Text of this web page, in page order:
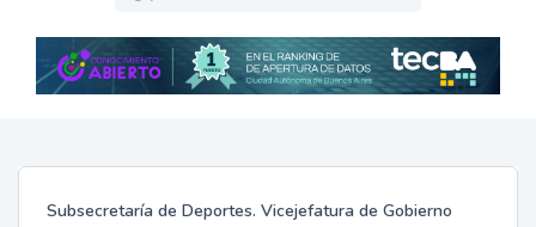
Subsecretaría de Deportes. Vicejefatura de Gobierno